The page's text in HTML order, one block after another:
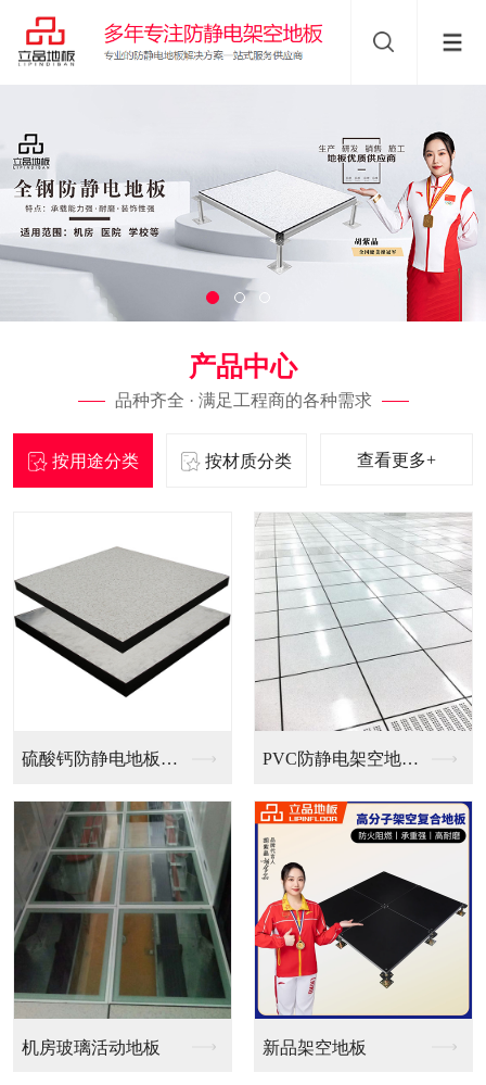
产品中心
品种齐全 · 满足工程商的各种需求
按用途分类 按材质分类 查看更多+
PVC防静电架空地板...
新品架空地板
全钢无边防静电地板